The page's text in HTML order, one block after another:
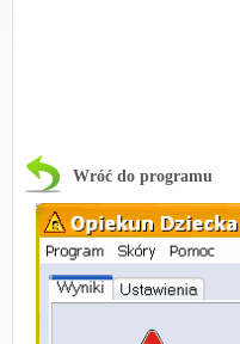
Wróć do programu